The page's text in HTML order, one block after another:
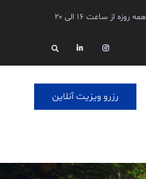
همه روزه از ساعت ۱۶ الی ۲۰
Instagram
Linkedin
Search
رزرو ویزیت آنلاین